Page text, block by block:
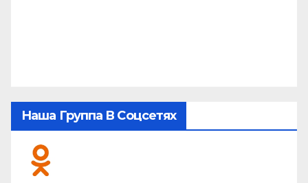
Наша Группа В Соцсетях